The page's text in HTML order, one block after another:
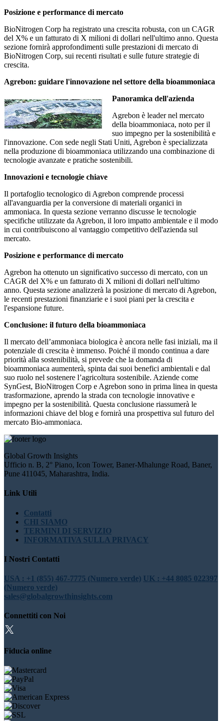
Posizione e performance di mercato
BioNitrogen Corp ha registrato una crescita robusta, con un CAGR
del X% e un fatturato di X milioni di dollari nell'ultimo anno. Questa
sezione fornirà approfondimenti sulle prestazioni di mercato di
BioNitrogen Corp, sui recenti risultati e sulle future strategie di
crescita.
Agrebon: guidare l'innovazione nel settore della bioammoniaca
Panoramica dell'azienda
Agrebon è leader nel mercato
della bioammoniaca, noto per il
suo impegno per la sostenibilità e
l'innovazione. Con sede negli Stati Uniti, Agrebon è specializzata
nella produzione di bioammoniaca utilizzando una combinazione di
tecnologie avanzate e pratiche sostenibili.
Innovazioni e tecnologie chiave
Il portafoglio tecnologico di Agrebon comprende processi
all'avanguardia per la conversione di materiali organici in
ammoniaca. In questa sezione verranno discusse le tecnologie
specifiche utilizzate da Agrebon, il loro impatto ambientale e il modo
in cui contribuiscono al vantaggio competitivo dell'azienda sul
mercato.
Posizione e performance di mercato
Agrebon ha ottenuto un significativo successo di mercato, con un
CAGR del X% e un fatturato di X milioni di dollari nell'ultimo
anno. Questa sezione analizzerà la posizione di mercato di Agrebon,
le recenti prestazioni finanziarie e i suoi piani per la crescita e
l'espansione future.
Conclusione: il futuro della bioammoniaca
Il mercato dell’ammoniaca biologica è ancora nelle fasi iniziali, ma il
potenziale di crescita è immenso. Poiché il mondo continua a dare
priorità alla sostenibilità, si prevede che la domanda di
bioammoniaca aumenterà, spinta dai suoi benefici ambientali e dal
suo ruolo nel sostenere l’agricoltura sostenibile. Aziende come
SynGest, BioNitrogen Corp e Agrebon sono in prima linea in questa
trasformazione, aprendo la strada con tecnologie innovative e
impegno per la sostenibilità. Questa conclusione riassumerà le
informazioni chiave del blog e fornirà una prospettiva sul futuro del
mercato Bio-ammoniaca.
Global Growth Insights
Ufficio n. B, 2° Piano, Icon Tower, Baner-Mhalunge Road, Baner,
Pune 411045, Maharashtra, India.
Link Utili
Contatti
CHI SIAMO
TERMINI DI SERVIZIO
INFORMATIVA SULLA PRIVACY
I Nostri Contatti
USA : +1 (855) 467-7775 (Numero verde) UK : +44 8085 022397
(Numero verde)
sales@globalgrowthinsights.com
Connettiti con Noi
Fiducia online